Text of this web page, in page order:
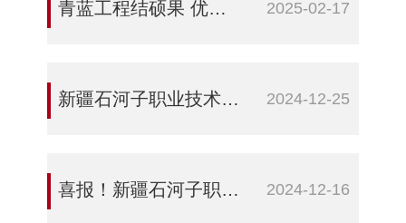
青蓝工程结硕果 优秀教案展风采——学校开展2024年度“青蓝工程”教师优秀手写教案展示活动 2025-02-17
新疆石河子职业技术学院举办职业院校技能大赛教学能力比赛专项培训 2024-12-25
喜报！新疆石河子职业技术学院在2024年高教社杯全国大学生数学建模竞赛中喜获佳绩 2024-12-16